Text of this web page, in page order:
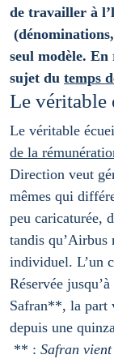
de travailler à
seul modèle. En
sujet du temps
Le véritable
Le véritable
de la
Direction veut
mêmes qui
peu caricaturée,
tandis qu’Airbus
individuel. L’un
Réservée
Safran**, la part
depuis une
** : Safran